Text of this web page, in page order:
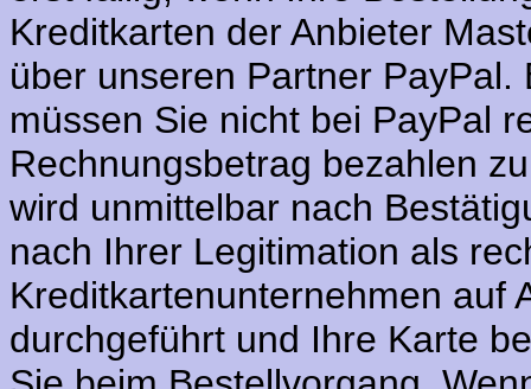
Kreditkarten der Anbieter
über unseren Partner
müssen Sie nicht bei PayPal
Rechnungsbetrag bezahlen
wird unmittelbar nach
nach Ihrer Legitimation als
Kreditkartenunternehmen auf
durchgeführt und Ihre Karte